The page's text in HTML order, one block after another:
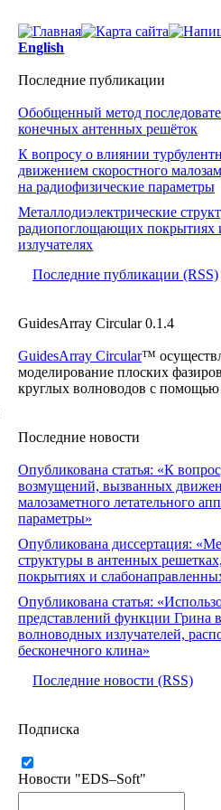
English
Последние публикации
Обобщенный метод
конечных антенных решёток
К вопросу о влиянии
движением скоростного
на радиофизические параметры
Металлодиэлектрические
радиопоглощающих покрытиях
излучателях
Последние публикации (RSS)
GuidesArray Circular 0.1.4
GuidesArray Circular™
моделирование плоских
круглых волноводов с
Последние новости
Опубликована статья: «К
возмущений, вызванных
малозаметного летательного
параметры»
Опубликована диссертация:
структуры в антенных
покрытиях и
Опубликована статья:
представлений функции Грина
волноводных излучателей,
бесконечного клина»
Последние новости (RSS)
Подписка
Новости "EDS–Soft"